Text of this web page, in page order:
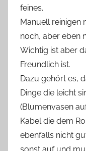
feines.
Manuell reinigen
noch, aber eben
Wichtig ist aber
Freundlich ist.
Dazu gehört es,
Dinge die leicht
(Blumenvasen
Kabel die dem
ebenfalls nicht